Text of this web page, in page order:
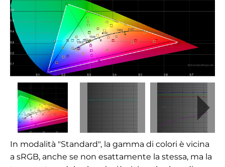
In modalità "Standard", la gamma di colori è vicina
a sRGB, anche se non esattamente la stessa, ma la